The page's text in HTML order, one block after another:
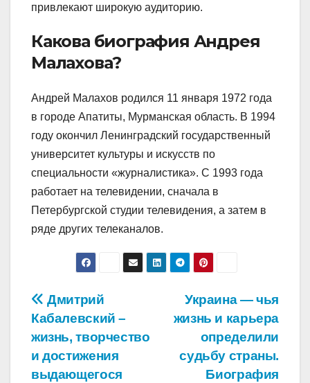
привлекают широкую аудиторию.
Какова биография Андрея
Малахова?
Андрей Малахов родился 11 января 1972 года
в городе Апатиты, Мурманская область. В 1994
году окончил Ленинградский государственный
университет культуры и искусств по
специальности «журналистика». С 1993 года
работает на телевидении, сначала в
Петербургской студии телевидения, а затем в
ряде других телеканалов.
Навигация
по
записям
Украина — чья
жизнь и карьера
определили
судьбу страны.
Биография
Дмитрий
Кабалевский –
жизнь, творчество
и достижения
выдающегося